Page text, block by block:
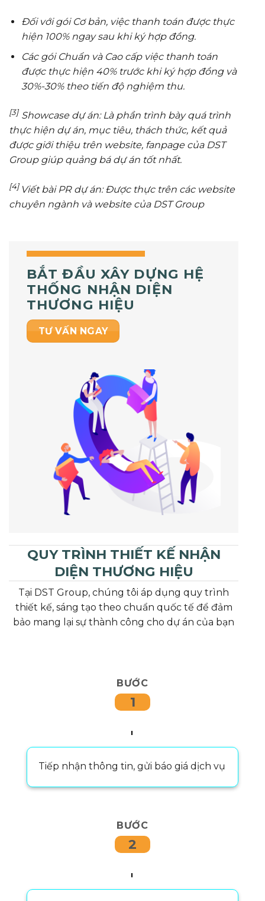
Đối với gói Cơ bản, việc thanh toán được thực
hiện 100% ngay sau khi ký hợp đồng.
Các gói Chuẩn và Cao cấp việc thanh toán
được thực hiện 40% trước khi ký hợp đồng và
30%-30% theo tiến độ nghiệm thu.
[3] Showcase dự án: Là phần trình bày quá trình
thực hiện dự án, mục tiêu, thách thức, kết quả
được giới thiệu trên website, fanpage của DST
Group giúp quảng bá dự án tốt nhất.
[4] Viết bài PR dự án: Được thực trên các website
chuyên ngành và website của DST Group
BẮT ĐẦU XÂY DỰNG HỆ
THỐNG NHẬN DIỆN
THƯƠNG HIỆU
TƯ VẤN NGAY
QUY TRÌNH THIẾT KẾ NHẬN
DIỆN THƯƠNG HIỆU
Tại DST Group, chúng tôi áp dụng quy trình
thiết kế, sáng tạo theo chuẩn quốc tế để đảm
bảo mang lại sự thành công cho dự án của bạn
BƯỚC
1
Tiếp nhận thông tin, gửi báo giá dịch vụ
BƯỚC
2